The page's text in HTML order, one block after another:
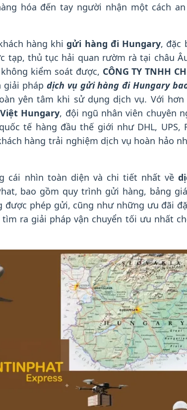
hóa đến tay người nhận một cách
hàng khigửi hàng đi Hungary, đặc
tạp, thủ tục hải quan rườm rà tại châu
kiểm soát được, CÔNG TY TNHH
pháp dịch vụ gửi hàng đi Hungary
yên tâm khi sử dụng dịch vụ. Với hơn
Hungary, đội ngũ nhân viên chuyên
tế hàng đầu thế giới như DHL, UPS,
hàng trải nghiệm dịch vụ hoàn hảo
cái nhìn toàn diện và chi tiết nhất về
bao gồm quy trình gửi hàng, bảng
được phép gửi, cũng như những ưu đãi
ra giải pháp vận chuyển tối ưu nhất